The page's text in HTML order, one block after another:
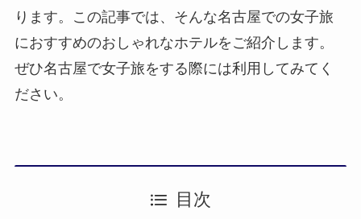
ります。この記事では、そんな名古屋での女子旅
におすすめのおしゃれなホテルをご紹介します。
ぜひ名古屋で女子旅をする際には利用してみてく
ださい。
目次